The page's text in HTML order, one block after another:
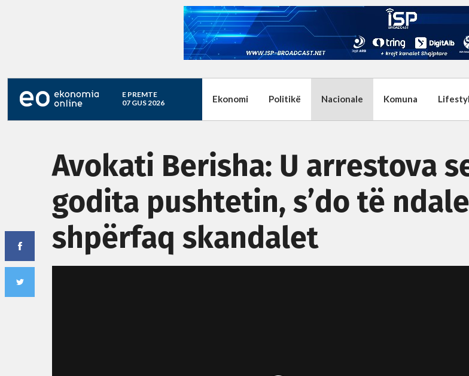
E PREMTE
07 GUS 2026
Ekonomi Politikë Nacionale Komuna
Avokati Berisha: U arrestova
godita pushtetin, s’do të
shpërfaq skandalet